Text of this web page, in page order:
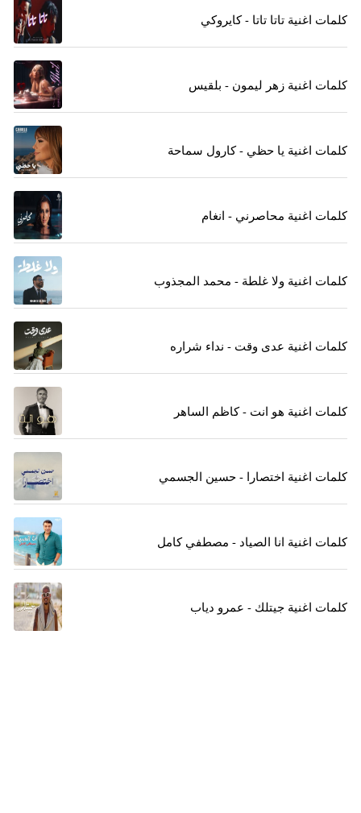
كلمات اغنية تاتا تاتا - كايروكي
كلمات اغنية زهر ليمون - بلقيس
كلمات اغنية يا حظي - كارول سماحة
كلمات اغنية محاصرني - انغام
كلمات اغنية ولا غلطة - محمد المجذوب
كلمات اغنية عدى وقت - نداء شراره
كلمات اغنية هو انت - كاظم الساهر
كلمات اغنية اختصارا - حسين الجسمي
كلمات اغنية انا الصياد - مصطفي كامل
كلمات اغنية جيتلك - عمرو دياب